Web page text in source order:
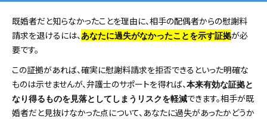
既婚者だと知らなかったことを理由に、相手の配偶者からの慰謝料
請求を退けるには、 あなたに過失がなかったことを示す証拠が必
要です。
この証拠があれば、確実に慰謝料請求を拒否できるといった明確な
ものは示せませんが、弁護士のサポートを得れば、 本来有効な証拠と
なり得るものを見落としてしまうリスクを軽減できます。相手が既
婚者だと見抜けなかった点について、あなたに過失があったかどうか